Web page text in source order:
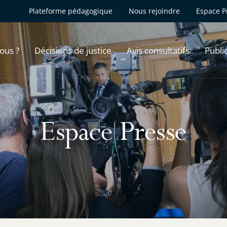
Plateforme pédagogique Nous rejoindre Espace
? Décisions de justice Avis consultatifs
Espace Presse